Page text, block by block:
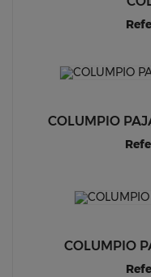
COLUMPIO
COLUMPIO